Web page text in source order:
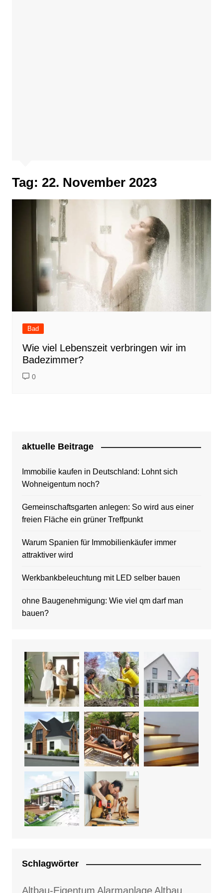
Tag: 22. November 2023
Bad
Wie viel Lebenszeit verbringen wir im
Badezimmer?
0
aktuelle Beitrage
Immobilie kaufen in Deutschland: Lohnt sich
Wohneigentum noch?
Gemeinschaftsgarten anlegen: So wird aus einer
freien Fläche ein grüner Treffpunkt
Warum Spanien für Immobilienkäufer immer
attraktiver wird
Werkbankbeleuchtung mit LED selber bauen
ohne Baugenehmigung: Wie viel qm darf man
bauen?
Schlagwörter
Altbau-Eigentum Alarmanlage Altbau